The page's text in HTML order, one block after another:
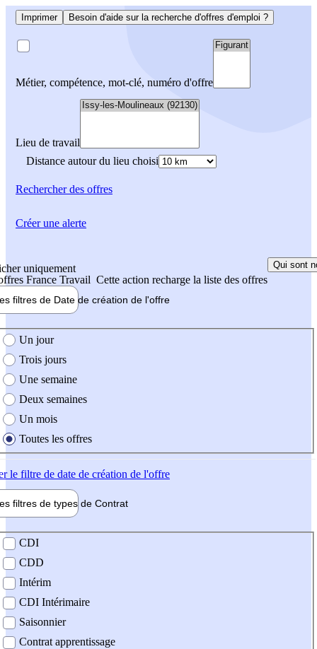
Imprimer Besoin d'aide sur la recherche d'offres d'emploi ?
Métier, compétence, mot-clé, numéro d'offre
Lieu de travail
Distance autour du lieu choisi
Rechercherdes offres
uniquement
France Travail Cette action recharge la liste des offres
Qui sont
filtres de Date de création de l'offre
création de l'offre
Un jour
Trois jours
Une semaine
Deux semaines
Un mois
Toutes les offres
le filtre de date de création de l'offre
filtres de types de Contrat
contrat
CDI
CDD
Intérim
CDI Intérimaire
Saisonnier
Contrat apprentissage
Créer une alerte